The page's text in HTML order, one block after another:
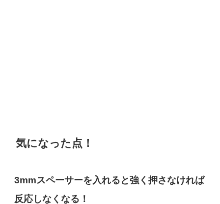
気になった点！
3mmスペーサーを入れると強く押さなければ
反応しなくなる！